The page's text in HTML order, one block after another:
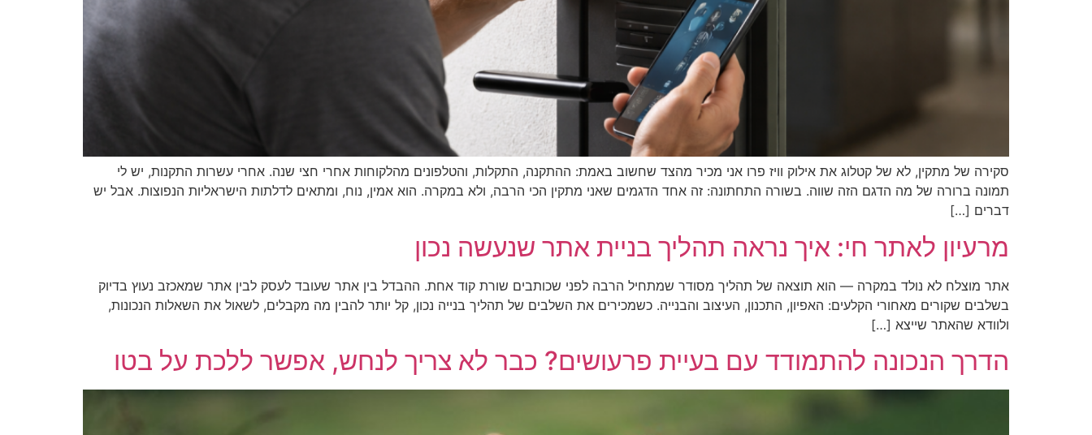
סקירה של מתקין, לא של קטלוג את אילוק וויז פרו אני מכיר מהצד שחשוב באמת: ההתקנה, התקלות, והטלפונים מהלקוחות אחרי חצי שנה. אחרי עשרות התקנות, יש לי
תמונה ברורה של מה הדגם הזה שווה. בשורה התחתונה: זה אחד הדגמים שאני מתקין הכי הרבה, ולא במקרה. הוא אמין, נוח, ומתאים לדלתות הישראליות הנפוצות. אבל יש
דברים […]
מרעיון לאתר חי: איך נראה תהליך בניית אתר שנעשה נכון
אתר מוצלח לא נולד במקרה — הוא תוצאה של תהליך מסודר שמתחיל הרבה לפני שכותבים שורת קוד אחת. ההבדל בין אתר שעובד לעסק לבין אתר שמאכזב נעוץ בדיוק
בשלבים שקורים מאחורי הקלעים: האפיון, התכנון, העיצוב והבנייה. כשמכירים את השלבים של תהליך בנייה נכון, קל יותר להבין מה מקבלים, לשאול את השאלות הנכונות,
ולוודא שהאתר שייצא […]
הדרך הנכונה להתמודד עם בעיית פרעושים? כבר לא צריך לנחש, אפשר ללכת על בטו